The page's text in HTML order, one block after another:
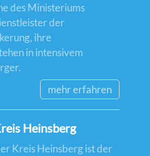
des Ministeriums
der
ihre
in intensivem
mehr erfahren
Heinsberg
Kreis Heinsberg ist der